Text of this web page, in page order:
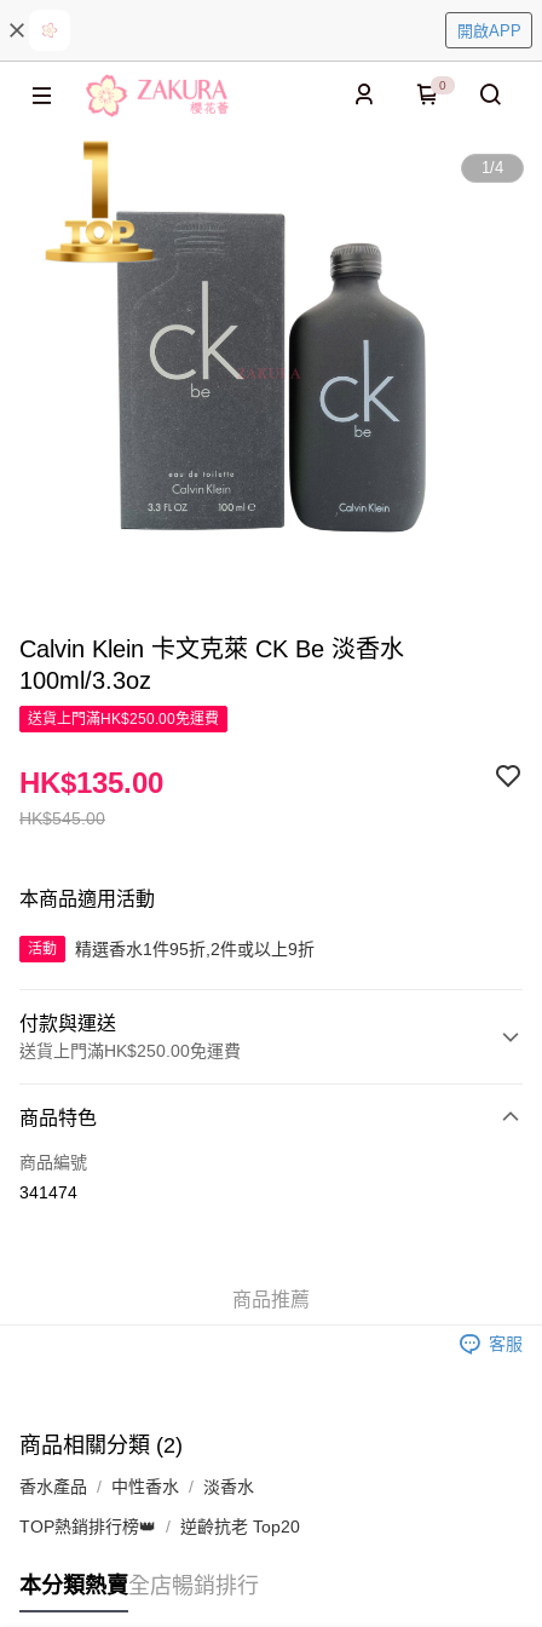
開啟APP
0
1/4
Calvin Klein 卡文克萊 CK Be 淡香水
100ml/3.3oz
送貨上門滿HK$250.00免運費
HK$545.00
HK$135.00
本商品適用活動
活動 精選香水1件95折,2件或以上9折
付款與運送
送貨上門滿HK$250.00免運費
信用卡
Apple Pay
付款後門市自取，訂單確認後2-4個工作天到店，7天內取。逾期後
商品特色
商品編號
341474
商品推薦
客服
商品相關分類 (2)
香水產品 中性香水 淡香水
TOP熱銷排行榜👑 逆齡抗老 Top20
本分類熱賣全店暢銷排行